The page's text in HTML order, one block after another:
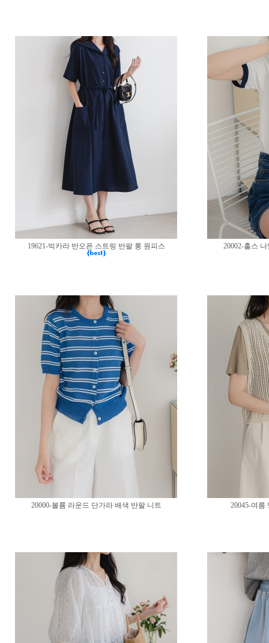
19621-빅카라 반오픈 스트링 반팔 롱 원피스 20002-홀스
20000-볼륨 라운드 단가라 배색 반팔 니트 20045-여름